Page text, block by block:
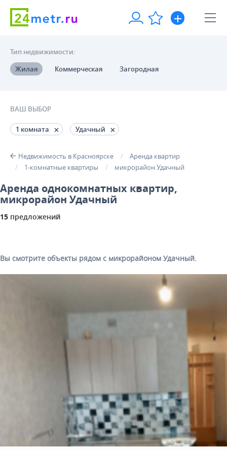
Тип недвижимости:
Жилая
Коммерческая Загородная
ВАШ ВЫБОР
1 комната Удачный
Недвижимость в Красноярске
Аренда квартир
1-комнатные квартиры
микрорайон Удачный
Аренда однокомнатных квартир,
микрорайон Удачный
15 предложений
Вы смотрите объекты рядом с микрорайоном Удачный.